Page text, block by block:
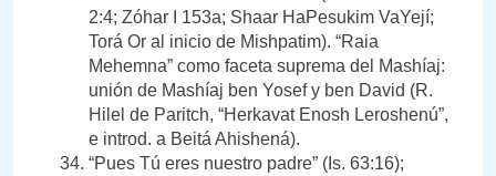
2:4; Zóhar I 153a; Shaar HaPesukim VaYejí;
Torá Or al inicio de Mishpatim). “Raia
Mehemna” como faceta suprema del Mashíaj:
unión de Mashíaj ben Yosef y ben David (R.
Hilel de Paritch, “Herkavat Enosh Leroshenú”,
e introd. a Beitá Ahishená).
“Pues Tú eres nuestro padre” (Is. 63:16);